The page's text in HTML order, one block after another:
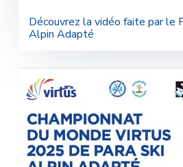
Découvrez la vidéo faite par le
Alpin Adapté